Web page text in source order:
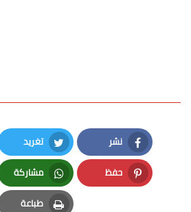
نشر
Facebook
تغريد
Twitter
حفظ
Pinterest
مشاركة
Whatsapp
طباعة